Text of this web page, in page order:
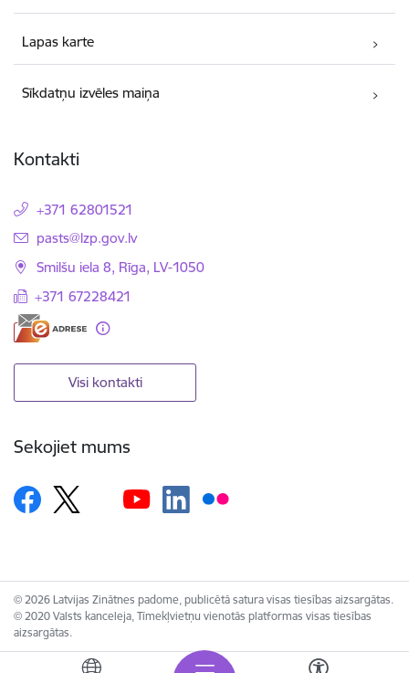
Lapas karte
Sīkdatņu izvēles maiņa
Kontakti
+371 62801521
E-pasts:
pasts@lzp.gov.lv
Smilšu iela 8, Rīga, LV-1050
+371 67228421
Visi kontakti
Sekojiet mums
© 2026 Latvijas Zinātnes padome, publicētā satura visas tiesības aizsargātas.
© 2020 Valsts kanceleja, Tīmekļvietņu vienotās platformas visas tiesības
aizsargātas.